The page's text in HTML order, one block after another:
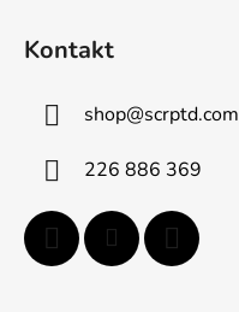
Kontakt
shop@scrptd.com
226 886 369